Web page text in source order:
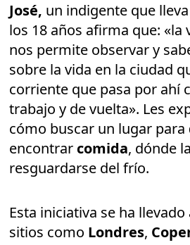
José, un indigente que
los 18 años afirma que: «la
nos permite observar y
sobre la vida en la ciudad
corriente que pasa por ahí
trabajo y de vuelta». Les
cómo buscar un lugar para
encontrar comida, dónde
resguardarse del frío.
Esta iniciativa se ha
sitios como Londres,